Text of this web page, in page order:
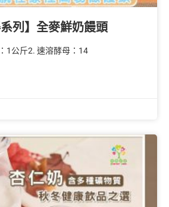
系列】全麥鮮奶饅頭
1公斤2. 速溶酵母：14